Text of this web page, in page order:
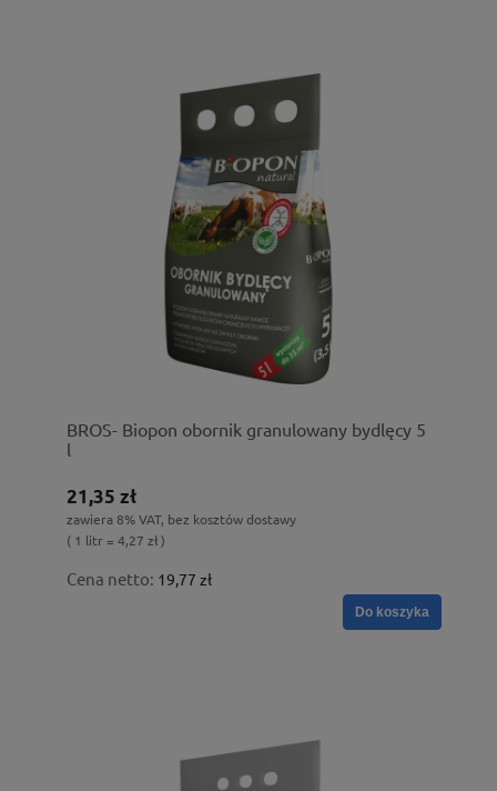
BROS- Biopon obornik granulowany bydlęcy 5
l
21,35 zł
zawiera 8% VAT, bez kosztów dostawy
( 1 litr = 4,27 zł )
Cena netto: 19,77 zł
Do koszyka